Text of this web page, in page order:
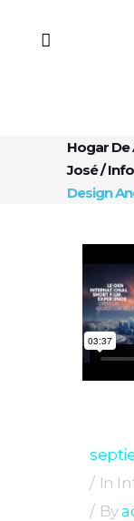
Hogar De
José/
Design
In
By